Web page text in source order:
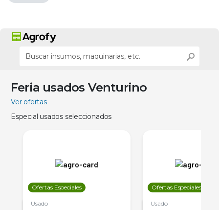
Feria usados Venturino
Ver ofertas
Especial usados seleccionados
Ofertas Especiales
Usado
Ofertas Especiales
Usado